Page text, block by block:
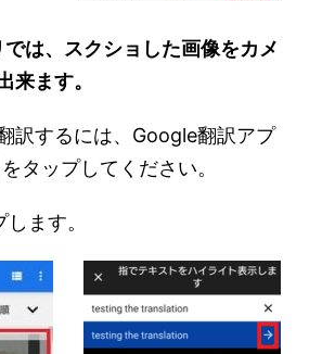
は、スクショした画像をカメ
来ます。
訳するには、Google翻訳アプ
をタップしてください。
ます。